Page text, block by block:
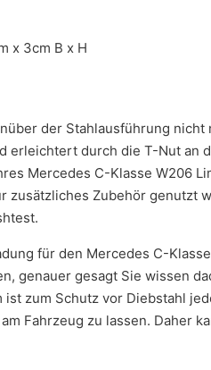
x 3cm B x H
der Stahlausführung
erleichtert durch die T-Nut
Mercedes C-Klasse W206
zusätzliches Zubehör genutzt
für den Mercedes C-
genauer gesagt Sie wissen
zum Schutz vor Diebstahl
Fahrzeug zu lassen. Daher